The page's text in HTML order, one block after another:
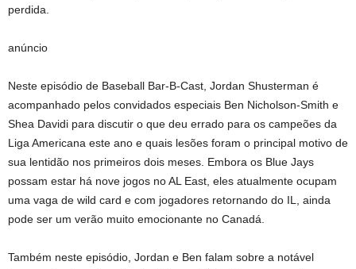
perdida.
anúncio
Neste episódio de Baseball Bar-B-Cast, Jordan Shusterman é
acompanhado pelos convidados especiais Ben Nicholson-Smith e
Shea Davidi para discutir o que deu errado para os campeões da
Liga Americana este ano e quais lesões foram o principal motivo de
sua lentidão nos primeiros dois meses. Embora os Blue Jays
possam estar há nove jogos no AL East, eles atualmente ocupam
uma vaga de wild card e com jogadores retornando do IL, ainda
pode ser um verão muito emocionante no Canadá.
Também neste episódio, Jordan e Ben falam sobre a notável